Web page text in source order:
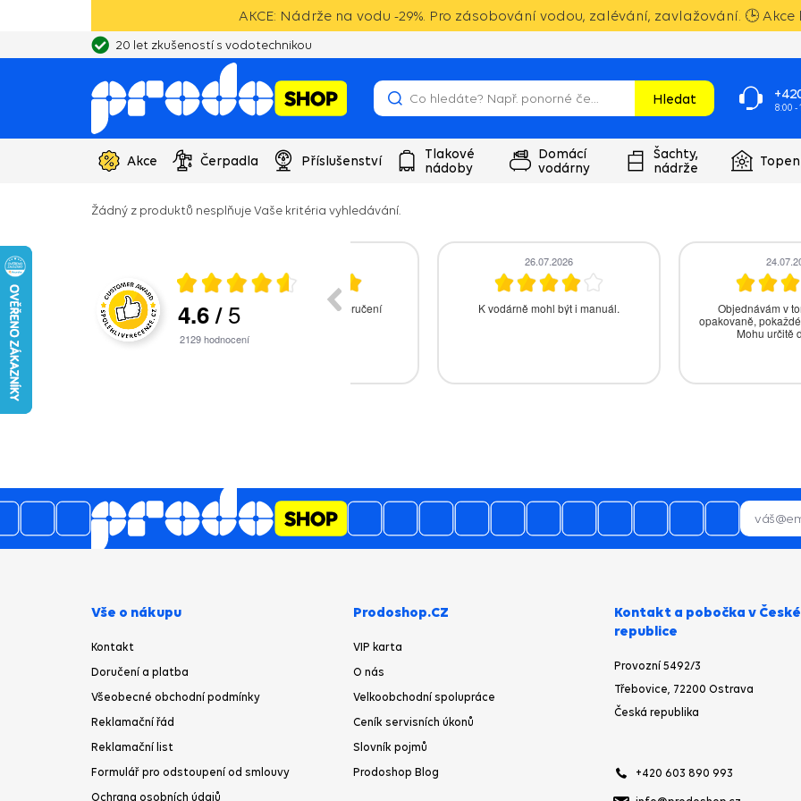
AKCE: Nádrže na vodu -29%. Pro zásobování vodou, zalévání, zavlažování. 🕒 Akce
20 let zkušeností s vodotechnikou
Hledat
8:00 -
Akce Čerpadla Příslušenství
Tlakové
nádoby
Domácí
vodárny
Šachty,
nádrže
Žádný z produktů nesplňuje Vaše kritéria vyhledávání.
4.6/5
2129hodnocení
rychlé
problému.
vše v pořádku, cena i doručení K vodárně mohl být i manuál.
Objednávám v tomto obchodě
opakovaně, pokaždé jsem
Mohu určitě doporučit.
Vše o nákupu
Kontakt
Doručení a platba
Všeobecné obchodní podmínky
Reklamační řád
Reklamační list
Formulář pro odstoupení od smlouvy
Ochrana osobních údajů
Prodoshop.CZ
VIP karta
O nás
Velkoobchodní spolupráce
Ceník servisních úkonů
Slovník pojmů
Prodoshop Blog
Kontakt a pobočka v České
republice
Provozní 5492/3
Třebovice, 72200 Ostrava
Česká republika
+420 603 890 993